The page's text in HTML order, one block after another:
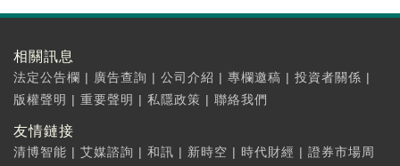
相關訊息
法定公告欄 | 廣告查詢 | 公司介紹 | 專欄邀稿 | 投資者關係 |
版權聲明 | 重要聲明 | 私隱政策 | 聯絡我們
友情鏈接
清博智能 | 艾媒諮詢 | 和訊 | 新時空 | 時代財經 | 證券市場周